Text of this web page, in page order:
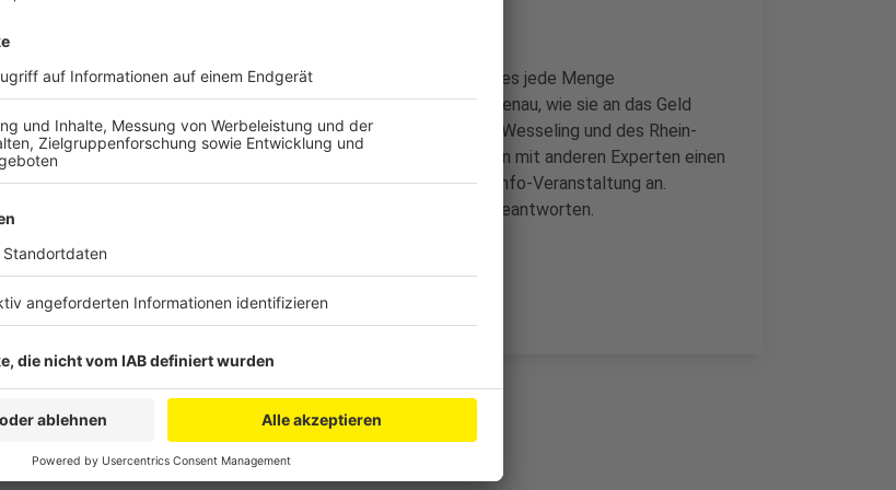
Für den Umstieg in Richtung Nachhaltigkeit und Klimaschutz gibt es jede Menge
Fördermöglichkeiten, allerdings wissen viele Unternehmen nicht genau, wie sie an das Geld
kommen können. Hier wollen die Wirtschaftsförderung der Stadt Wesseling und des Rhein-
Erft-Kreises ansetzen. Sie bieten am Donnerstagabend zusammen mit anderen Experten einen
Wegweiser durch den Förder-Dschungel auf einer gemeinsamen Info-Veranstaltung an.
Außerdem sind auch Klimaschutzmanager vor Ort, um Fragen zu beantworten.
Anzeige